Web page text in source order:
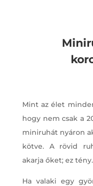
Mint az élet
hogy nem csak a
miniruhát nyáron
kötve. A rövid
akarja őket; ez tény.
Ha valaki egy